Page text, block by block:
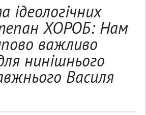
ідеологічних
ХОРОБ: Нам
важливо
нинішнього
Василя